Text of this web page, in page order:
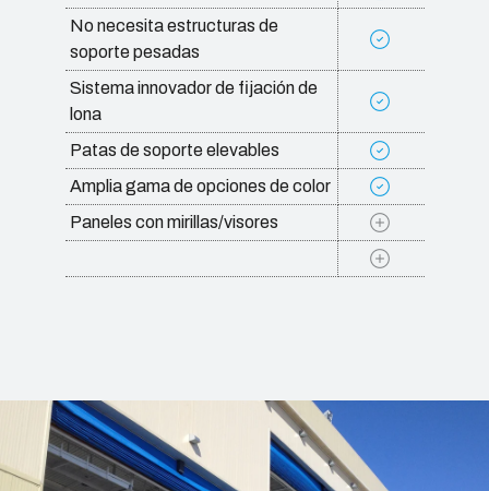
No necesita estructuras de
soporte pesadas
Sistema innovador de fijación de
lona
Patas de soporte elevables
Amplia gama de opciones de color
Paneles con mirillas/visores